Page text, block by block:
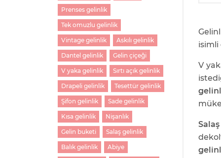
Prenses gelinlik
Tek omuzlu gelinlik
Vintage gelinlik Askılı gelinlik
Dantel gelinlik Gelin çiçeği
V yaka gelinlik Sırtı açık gelinlik
Drapeli gelinlik Tesettür gelinlik
Şifon gelinlik Sade gelinlik
Kısa gelinlik Nişanlık
Gelin buketi Salaş gelinlik
Balık gelinlik Abiye
isimli
V